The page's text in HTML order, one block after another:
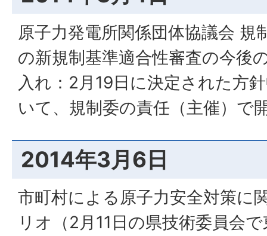
原子力発電所関係団体協議会 規
の新規制基準適合性審査の今後
入れ：2月19日に決定された方
いて、規制委の責任（主催）で
2014年3月6日
市町村による原子力安全対策に
リオ（2月11日の県技術委員会